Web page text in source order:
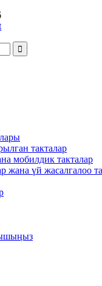
такталар
мобилдик такталар
жана үй жасалгалоо